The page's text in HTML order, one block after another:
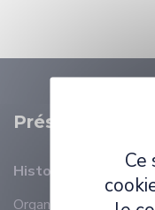
Présentation
Histoire
Organisation
Membres
Ce